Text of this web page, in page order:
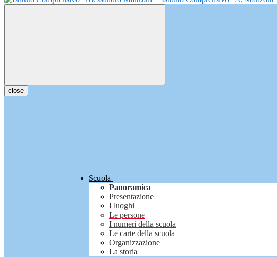
close
Scuola
Panoramica
Presentazione
I luoghi
Le persone
I numeri della scuola
Le carte della scuola
Organizzazione
La storia